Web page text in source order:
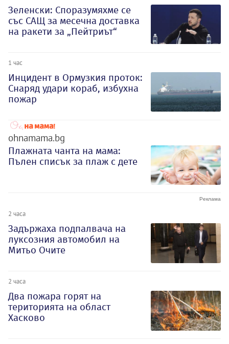
Зеленски: Споразумяхме се
със САЩ за месечна доставка
на ракети за „Пейтриът“
1 час
Инцидент в Ормузкия проток:
Снаряд удари кораб, избухна
пожар
ohnamama.bg
Плажната чанта на мама:
Пълен списък за плаж с дете
2 часа
Задържаха подпалвача на
луксозния автомобил на
Митьо Очите
2 часа
Два пожара горят на
територията на област
Хасково